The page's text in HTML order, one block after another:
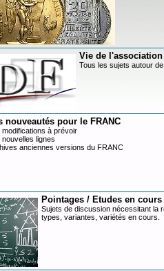
Vie de l'association
Tous les sujets autour
nouveautés pour le FRANC
modifications à prévoir
nouvelles lignes
anciennes versions du FRANC
Pointages / Etudes en cours
Sujets de discussion nécessitant la
types, variantes, variétés en cours.